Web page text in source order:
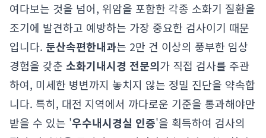
여다보는 것을 넘어, 위암을 포함한 각종 소화기 질환을
조기에 발견하고 예방하는 가장 중요한 검사이기 때문
입니다. 둔산속편한내과는 2만 건 이상의 풍부한 임상
경험을 갖춘 소화기내시경 전문의가 직접 검사를 주관
하여, 미세한 병변까지 놓치지 않는 정밀 진단을 약속합
니다. 특히, 대전 지역에서 까다로운 기준을 통과해야만
받을 수 있는 '우수내시경실 인증'을 획득하여 검사의